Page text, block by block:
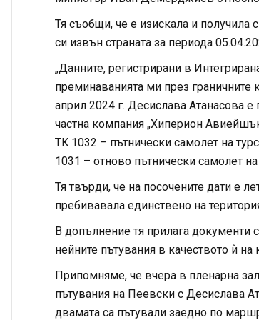
Тя съобщи, че е изискала и получила
си извън страната за периода
„Данните, регистрирани в
преминаванията ми през граничните
април 2024 г. Десислава Атанасова
частна компания „Хиперион
TK 1032 – пътнически самолет на
1031 – отново пътнически самолет
Тя твърди, че на посочените дати е
пребивавала единствено на
В допълнение тя прилага документи
нейните пътувания в качеството ѝ на
Припомняме, че вчера в пленарна
пътувания на Пеевски с Десислава
двамата са пътували заедно по